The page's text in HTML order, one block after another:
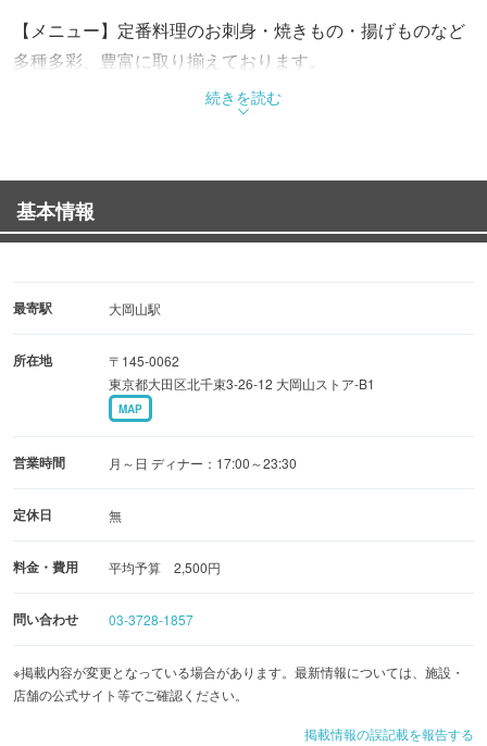
【メニュー】定番料理のお刺身・焼きもの・揚げものなど
多種多彩、豊富に取り揃えております。
【価格】昔懐かしい味から流行りの味まで納得の安心プラ
【こだわりとお酒】その日によって変わるお勧めのメニュ
ーや季節限定のお料理やお酒まで…
続きを読む
基本情報
最寄駅 大岡山駅
所在地
〒145-0062
東京都大田区北千束3-26-12 大岡山ストア-B1
MAP
営業時間 月～日 ディナー：17:00～23:30
定休日 無
料金・費用 平均予算 2,500円
問い合わせ 03-3728-1857
※掲載内容が変更となっている場合があります。最新情報については、施設・
店舗の公式サイト等でご確認ください。
掲載情報の誤記載を報告する